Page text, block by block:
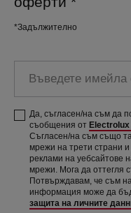
*Задължително
Да, съгласен/на съм да
съобщения от
Съгласен/на съм също
мрежи на трети страни
реклами на уебсайтове
мрежи. Мога да оттегля
Потвърждавам, че съм
информация може да
защита на личните